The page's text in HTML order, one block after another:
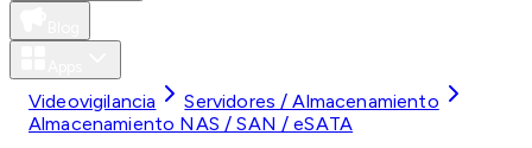
Videovigilancia
Servidores / Almacenamiento
Almacenamiento NAS / SAN / eSATA